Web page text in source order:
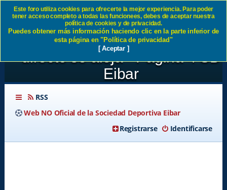
JORNADA 39:SD Eibar 0-1
UD Las Palmas El ascenso
directo se aleja - Página 4 SD
Eibar
RSS
Web NO Oficial de la Sociedad Deportiva Eibar
Identificarse
Registrarse
Este foro utiliza cookies para ofrecerte la mejor experiencia. Para poder
tener acceso completo a todas las funcionees, debes de aceptar nuestra
política de cookies y de privacidad.
Puedes obtener más información haciendo clic en la parte inferior de
esta página en "Política de privacidad"
[ Aceptar ]